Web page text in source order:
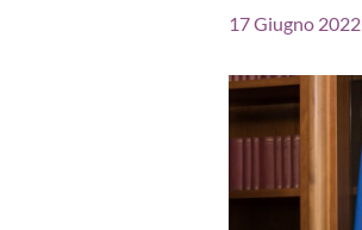
17 Giugno 2022